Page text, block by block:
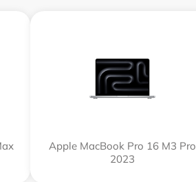
Apple MacBook Pro 16 M3 Pro
2023